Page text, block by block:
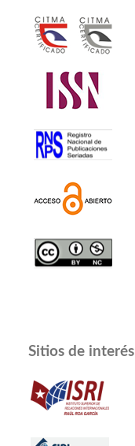
Sitios de interés